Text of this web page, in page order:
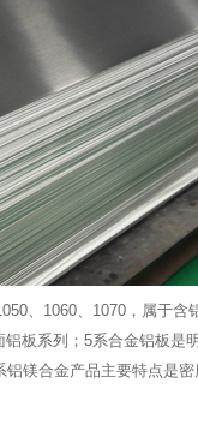
、1060、1070，属于含
板系列；5系合金铝板是
镁合金产品主要特点是